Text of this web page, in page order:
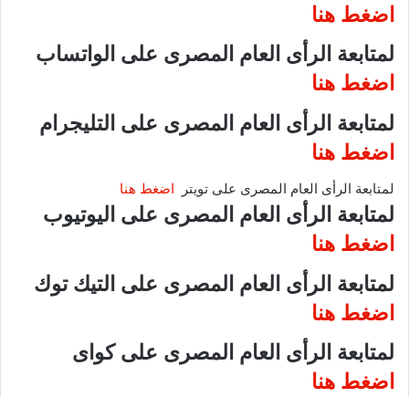
اضغط هنا
لمتابعة الرأى العام المصرى على الواتساب
اضغط هنا
لمتابعة الرأى العام المصرى على التليجرام
اضغط هنا
لمتابعة الرأى العام المصرى على تويتر اضغط هنا
لمتابعة الرأى العام المصرى على اليوتيوب
اضغط هنا
لمتابعة الرأى العام المصرى على التيك توك
اضغط هنا
لمتابعة الرأى العام المصرى على كواى
اضغط هنا